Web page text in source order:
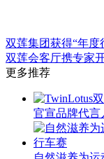
双莲集团获得“年度
双莲会客厅携专家
更多推荐
官宣品牌代言